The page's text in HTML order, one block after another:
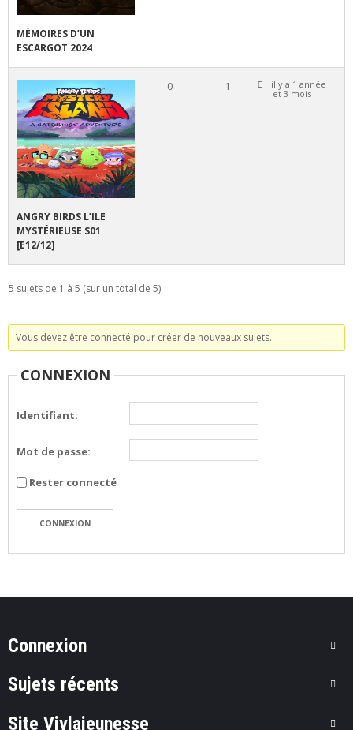
MÉMOIRES D’UN
ESCARGOT 2024
ANGRY BIRDS L’ILE
MYSTÉRIEUSE S01
[E12/12]
0 1
il y a 1 année
et 3 mois
5 sujets de 1 à 5 (sur un total de 5)
Vous devez être connecté pour créer de nouveaux sujets.
CONNEXION
Identifiant:
Mot de passe:
Rester connecté
CONNEXION
Connexion
Sujets récents
Site Vivlajeunesse